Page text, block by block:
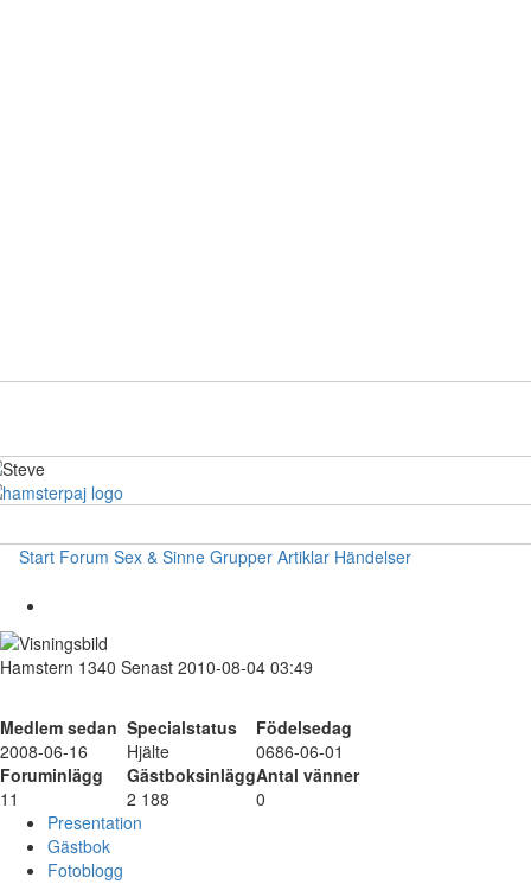
Start Forum Sex & Sinne Grupper Artiklar Händelser
Hamstern 1340 Senast 2010-08-04 03:49
Medlem sedan Specialstatus
Födelsedag
2008-06-16
Hjälte
0686-06-01
Foruminlägg
GästboksinläggAntal vänner
11
2 188
0
Presentation
Gästbok
Fotoblogg